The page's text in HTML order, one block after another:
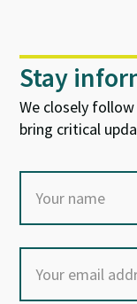
Stay
We closely
bring critical